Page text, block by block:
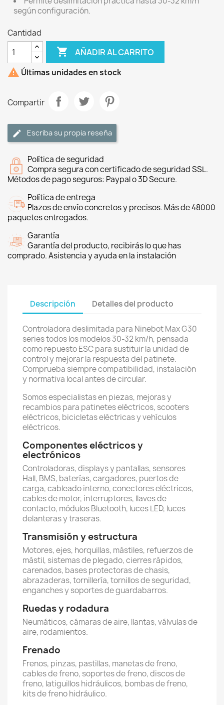
según configuración.
Cantidad
 AÑADIR AL CARRITO
 Últimas unidades en stock
Compartir
Escriba su propia reseña
Política de seguridad
Compra segura con certificado de seguridad SSL.
Métodos de pago seguros: Paypal o 3D Secure.
Política de entrega
Plazos de envío concretos y precisos. Más de 48000
paquetes entregados.
Garantía
Garantía del producto, recibirás lo que has
comprado. Asistencia y ayuda en la instalación
Descripción Detalles del producto
Controladora deslimitada para Ninebot Max G30
series todos los modelos 30-32 km/h, pensada
como repuesto ESC para sustituir la unidad de
control y mejorar la respuesta del patinete.
Comprueba siempre compatibilidad, instalación
y normativa local antes de circular.
Somos especialistas en piezas, mejoras y
recambios para patinetes eléctricos, scooters
eléctricos, bicicletas eléctricas y vehículos
eléctricos.
Componentes eléctricos y
electrónicos
Controladoras, displays y pantallas, sensores
Hall, BMS, baterías, cargadores, puertos de
carga, cableado interno, conectores eléctricos,
cables de motor, interruptores, llaves de
contacto, módulos Bluetooth, luces LED, luces
delanteras y traseras.
Transmisión y estructura
Motores, ejes, horquillas, mástiles, refuerzos de
mástil, sistemas de plegado, cierres rápidos,
carenados, bases protectoras de chasis,
abrazaderas, tornillería, tornillos de seguridad,
enganches y soportes de guardabarros.
Ruedas y rodadura
Neumáticos, cámaras de aire, llantas, válvulas de
aire, rodamientos.
Frenado
Frenos, pinzas, pastillas, manetas de freno,
cables de freno, soportes de freno, discos de
freno, latiguillos hidráulicos, bombas de freno,
kits de freno hidráulico.